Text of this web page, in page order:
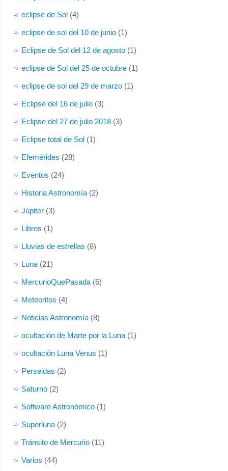
eclipse de Sol(4)
eclipse de sol del 10 de junio(1)
Eclipse de Sol del 12 de agosto(1)
eclipse de Sol del 25 de octubre(1)
eclipse de sol del 29 de marzo(1)
Eclipse del 16 de julio(3)
Eclipse del 27 de julio 2018(3)
Eclipse total de Sol(1)
Efemérides (28)
Eventos (24)
Historia Astronomía(2)
Júpiter(3)
Libros (1)
Lluvias de estrellas (8)
Luna(21)
MercurioQuePasada(6)
Meteoritos (4)
Noticias Astronomía(8)
ocultación de Marte por la Luna(1)
ocultación Luna Venus (1)
Perseidas (2)
Saturno(2)
Software Astronómico(1)
Superluna(2)
Tránsito de Mercurio(11)
Varios (44)